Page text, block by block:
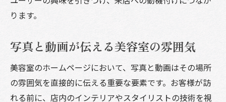
訪問者の記憶に残るユニークなデザイン
ターゲット層に合わせたビジュアルとメッ
セージ
SNS連携でオンラインプレゼンスを強化す
ります。
写真と動画が伝える美容室の雰囲気
美容室のホームページにおいて、写真と動画はその場所
の雰囲気を直接的に伝える重要な要素です。お客様が訪
れる前に、店内のインテリアやスタイリストの技術を視